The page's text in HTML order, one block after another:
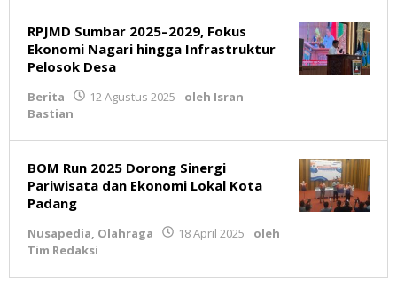
RPJMD Sumbar 2025–2029, Fokus
Ekonomi Nagari hingga Infrastruktur
Pelosok Desa
Berita 12 Agustus 2025 oleh Isran
Bastian
BOM Run 2025 Dorong Sinergi
Pariwisata dan Ekonomi Lokal Kota
Padang
Nusapedia, Olahraga 18 April 2025
oleh
Tim Redaksi